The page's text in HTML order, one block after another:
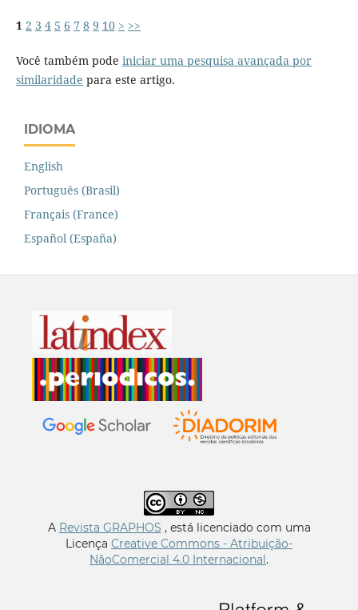
1 2 3 4 5 6 7 8 9 10 > >>
Você também pode iniciar uma pesquisa avançada por
similaridade para este artigo.
IDIOMA
English
Português (Brasil)
Français (France)
Español (España)
A Revista GRAPHOS , está licenciado com uma
Licença Creative Commons - Atribuição-
NãoComercial 4.0 Internacional.